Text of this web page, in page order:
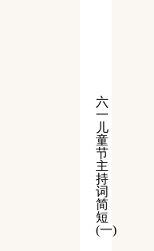
六
一
儿
童
节
主
持
词
简
短
(一)